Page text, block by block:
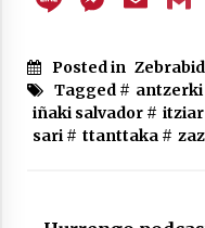
IX.
Posted in
Tagged # antzerki
iñaki salvador# itziar
sari# ttanttaka#